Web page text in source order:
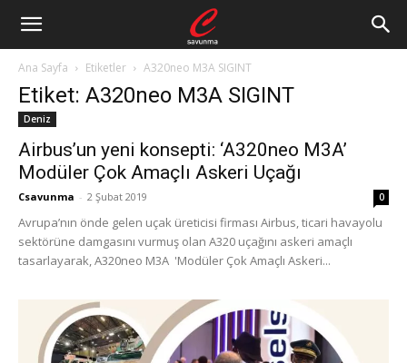
Ana Sayfa Etiketler A320neo M3A SIGINT
Etiket: A320neo M3A SIGINT
Deniz
Airbus’un yeni konsepti: ‘A320neo M3A’
Modüler Çok Amaçlı Askeri Uçağı
Csavunma - 2 Şubat 2019 0
Avrupa’nın önde gelen uçak üreticisi firması Airbus, ticari havayolu
sektörüne damgasını vurmuş olan A320 uçağını askeri amaçlı
tasarlayarak, A320neo M3A 'Modüler Çok Amaçlı Askeri...